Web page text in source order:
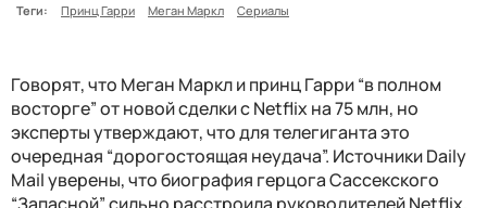
Теги:
Принц Гарри Меган Маркл Сериалы
Говорят, что Меган Маркл и принц Гарри “в полном
восторге” от новой сделки с Netflix на 75 млн, но
эксперты утверждают, что для телегиганта это
очередная “дорогостоящая неудача”. Источники Daily
Mail уверены, что биография герцога Сассекского
“Запасной” сильно расстроила руководителей Netflix,